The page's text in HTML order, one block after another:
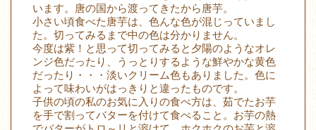
います。唐の国から渡ってきたから唐芋。
小さい頃食べた唐芋は、色んな色が混じっていまし
た。切ってみるまで中の色は分かりません。
今度は紫！と思って切ってみると夕陽のようなオレ
ンジ色だったり、うっとりするような鮮やかな黄色
だったり・・・淡いクリーム色もありました。色に
よって味わいがはっきりと違ったものです。
子供の頃の私のお気に入りの食べ方は、茹でたお芋
を手で割ってバターを付けて食べること。お芋の熱